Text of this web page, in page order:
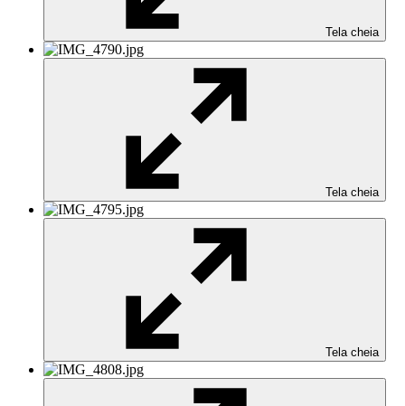
Tela cheia
Tela cheia
Tela cheia